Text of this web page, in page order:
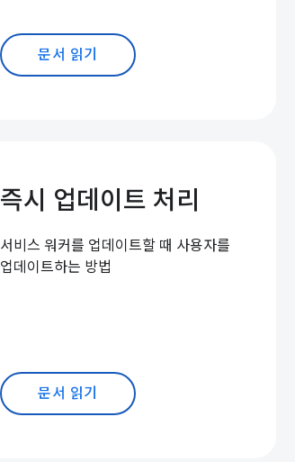
문서 읽기
즉시 업데이트 처리
서비스 워커를 업데이트할 때 사용자를
업데이트하는 방법
문서 읽기